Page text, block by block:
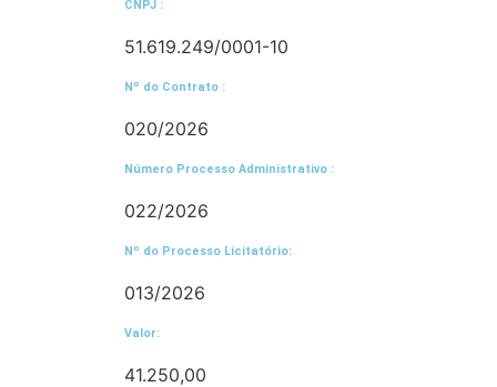
CNPJ :
51.619.249/0001-10
Nº do Contrato :
020/2026
Número Processo Administrativo :
022/2026
Nº do Processo Licitatório:
013/2026
Valor:
41.250,00